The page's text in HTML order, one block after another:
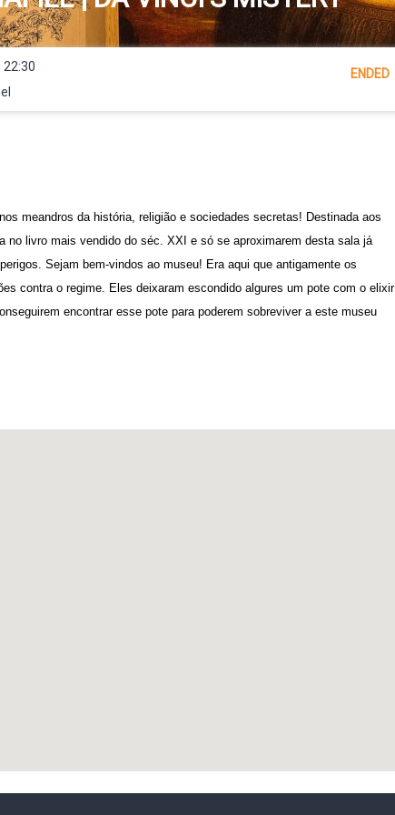
ENDED
meandros da história, religião e sociedades secretas! Destinada aos
no livro mais vendido do séc. XXI e só se aproximarem desta sala já
Sejam bem-vindos ao museu! Era aqui que antigamente os
contra o regime. Eles deixaram escondido algures um pote com o elixir
encontrar esse pote para poderem sobreviver a este museu